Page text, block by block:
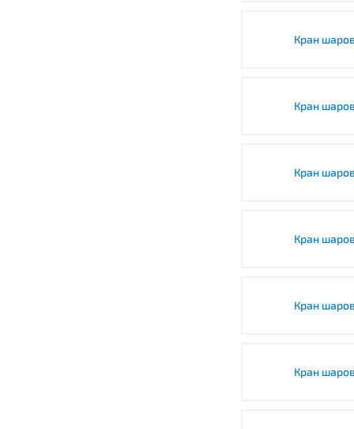
Кран
Кран
Кран
Кран
Кран
Кран